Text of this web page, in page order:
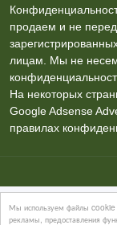
Мы используем файлы cookie
рекламы, предоставления
продаем и не
лицам. Мы не несем
На некоторых
Google Adsense
правилах